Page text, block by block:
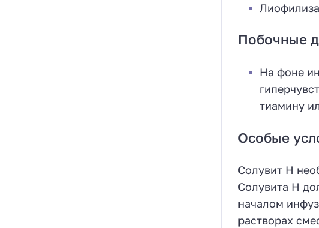
Побочные
На фоне
тиамину
Особые
Солувит Н
Солувита Н
началом
растворах